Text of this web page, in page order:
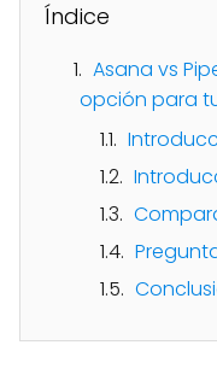
Índice
Asana vs
opción para